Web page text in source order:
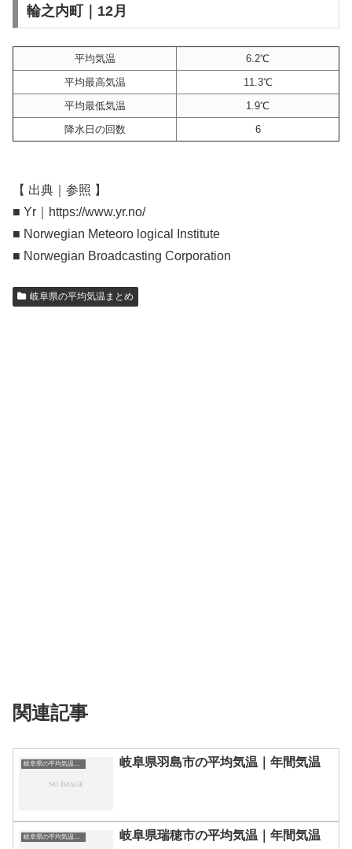
輪之内町｜12月
平均気温
6.2℃
平均最高気温
11.3℃
平均最低気温
1.9℃
降水日の回数
6
【 出典｜参照 】
■ Yr｜https://www.yr.no/
■ Norwegian Meteoro logical Institute
■ Norwegian Broadcasting Corporation
岐阜県の平均気温まとめ
関連記事
岐阜県の平均気温まとめ 岐阜県羽島市の平均気温｜年間気温
岐阜県の平均気温まとめ 岐阜県瑞穂市の平均気温｜年間気温